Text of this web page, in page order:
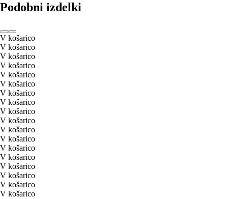
Podobni izdelki
V košarico
V košarico
V košarico
V košarico
V košarico
V košarico
V košarico
V košarico
V košarico
V košarico
V košarico
V košarico
V košarico
V košarico
V košarico
V košarico
V košarico
V košarico